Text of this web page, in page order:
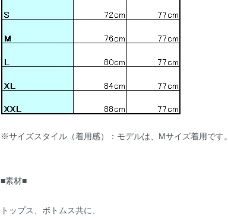
※サイズスタイル（着用感）：モデルは、Mサイズ着用です。
■素材■
トップス、ボトムス共に、